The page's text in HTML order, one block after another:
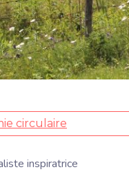
circulaire
inspiratrice